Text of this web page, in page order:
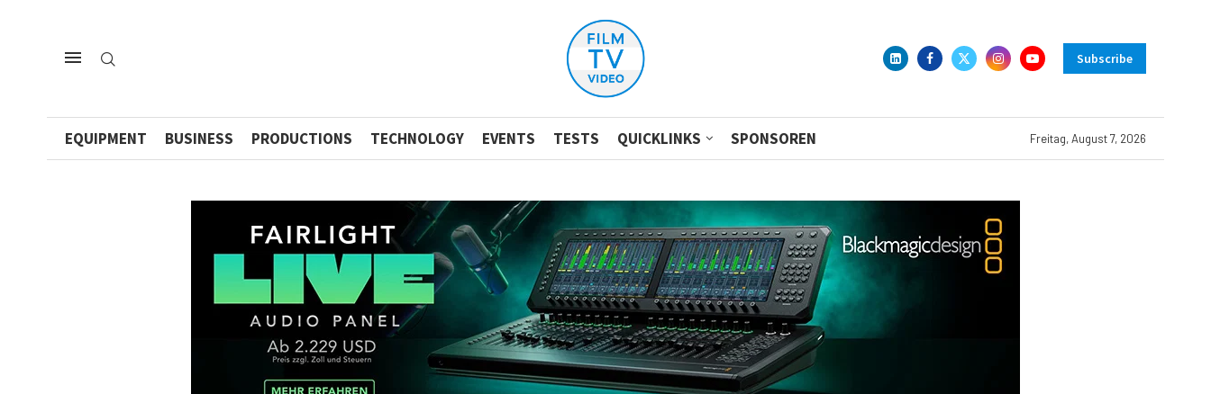
Subscribe
EQUIPMENT BUSINESS PRODUCTIONS TECHNOLOGY EVENTS TESTS QUICKLINKS SPONSOREN Freitag, August 7, 2026